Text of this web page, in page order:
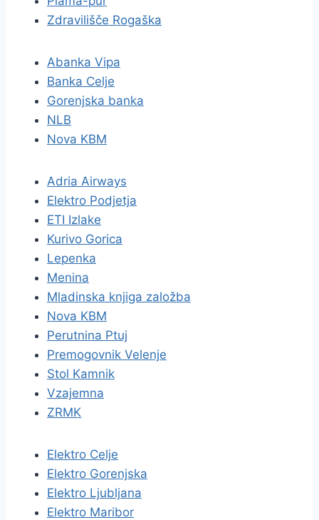
Zdravilišče Rogaška
Abanka Vipa
Banka Celje
Gorenjska banka
NLB
Nova KBM
Adria Airways
Elektro Podjetja
ETI Izlake
Kurivo Gorica
Lepenka
Menina
Mladinska knjiga založba
Nova KBM
Perutnina Ptuj
Premogovnik Velenje
Stol Kamnik
Vzajemna
ZRMK
Elektro Celje
Elektro Gorenjska
Elektro Ljubljana
Elektro Maribor